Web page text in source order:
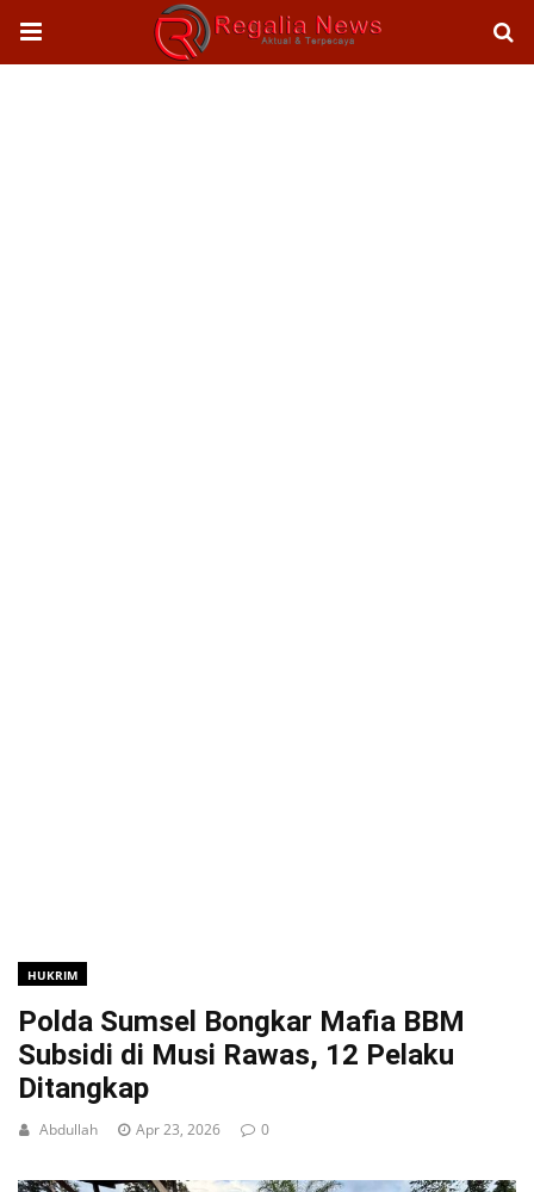
HUKRIM
Polda Sumsel Bongkar Mafia BBM
Subsidi di Musi Rawas, 12 Pelaku
Ditangkap
Abdullah Apr 23, 2026 0